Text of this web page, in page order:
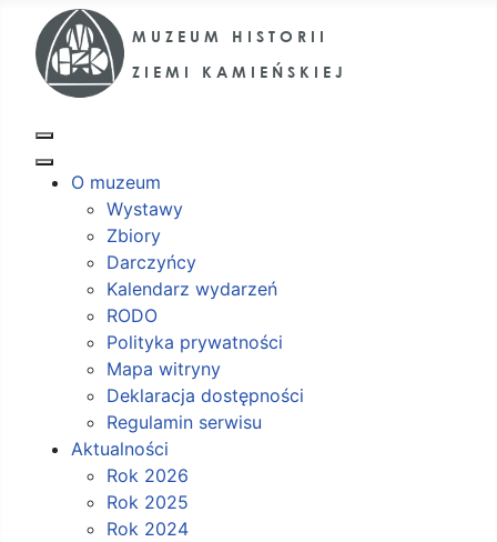
O muzeum
Wystawy
Zbiory
Darczyńcy
Kalendarz wydarzeń
RODO
Polityka prywatności
Mapa witryny
Deklaracja dostępności
Regulamin serwisu
Aktualności
Rok 2026
Rok 2025
Rok 2024